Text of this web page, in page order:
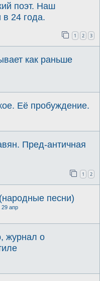
поэт. Наш
24 года.
1 2 3
как раньше
Её пробуждение.
Пред-античная
1 2
песни)
29 апр
журнал о